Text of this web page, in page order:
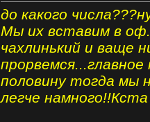
до какого
Мы их вставим в
чахлинький и ваще
половину тогда мы
легче